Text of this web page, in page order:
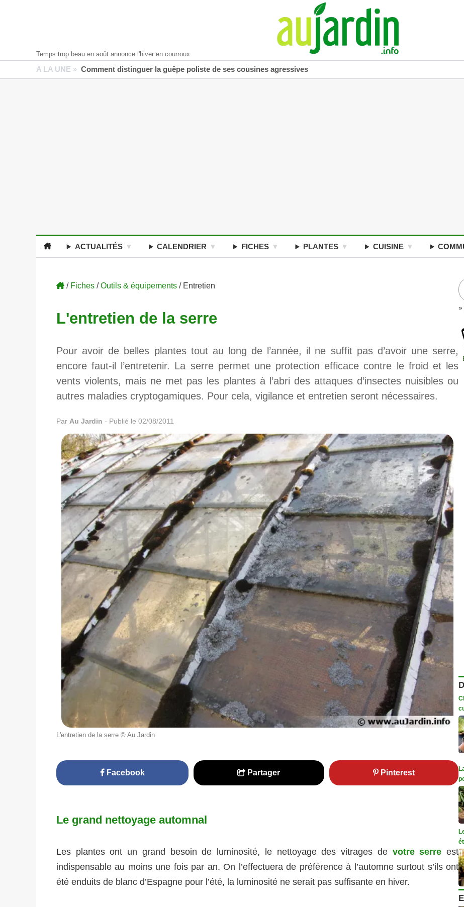
Temps trop beau en août annonce l'hiver en courroux.
A LA UNE » Comment distinguer la guêpe poliste de ses cousines agressives
ACTUALITÉS CALENDRIER FICHES PLANTES CUISINE
/ Fiches /Outils & équipements / Entretien
L'entretien de la serre
Pour avoir de belles plantes tout au long de l’année, il ne suffit pas d’avoir une serre,
encore faut-il l’entretenir. La serre permet une protection efficace contre le froid et les
vents violents, mais ne met pas les plantes à l’abri des attaques d’insectes nuisibles ou
autres maladies cryptogamiques. Pour cela, vigilance et entretien seront nécessaires.
Par Au Jardin - Publié le 02/08/2011
L'entretien de la serre © Au Jardin
Facebook Partager Pinterest
Le grand nettoyage automnal
Les plantes ont un grand besoin de luminosité, le nettoyage des vitrages de votre serre est
indispensable au moins une fois par an. On l’effectuera de préférence à l’automne surtout s’ils ont
été enduits de blanc d’Espagne pour l’été, la luminosité ne serait pas suffisante en hiver.
»